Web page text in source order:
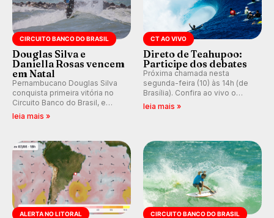
CIRCUITO BANCO DO BRASIL
Douglas Silva e
Daniella Rosas vencem
em Natal
Pernambucano Douglas Silva
conquista primeira vitória no
Circuito Banco do Brasil, e
peruana Daniella Rosas vence
no feminino na etapa de Natal,
(RN).
leia mais »
CT AO VIVO
Direto de Teahupoo:
Participe dos debates
Próxima chamada nesta
segunda-feira (10) às 14h (de
Brasília). Confira ao vivo o
Outerknown Tahiti Pro 2026 e
participe dos comentários e
leia mais »
ALERTA NO LITORAL CIRCUITO BANCO DO BRASIL